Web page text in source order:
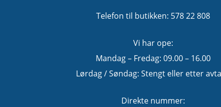
Telefon til butikken: 578 22 808
Vi har ope:
Mandag – Fredag: 09.00 – 16.00
Lørdag / Søndag: Stengt eller etter
Direkte nummer: